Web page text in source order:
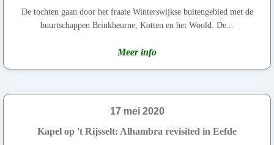
De tochten gaan door het fraaie Winterswijkse buitengebied met de
buurtschappen Brinkheurne, Kotten en het Woold. De...
Meer info
17 mei 2020
Kapel op 't Rijsselt: Alhambra revisited in Eefde